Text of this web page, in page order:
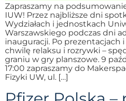
Zapraszamy na
IUW! Przez najbliższe dni
Wydziałach i jednostkach
Warszawskiego podczas dni
inauguracji. Po prezentacjach
chwilę relaksu i rozrywki –
graniu w gry planszowe. 9
17:00 zapraszamy do
Fizyki UW, ul. […]